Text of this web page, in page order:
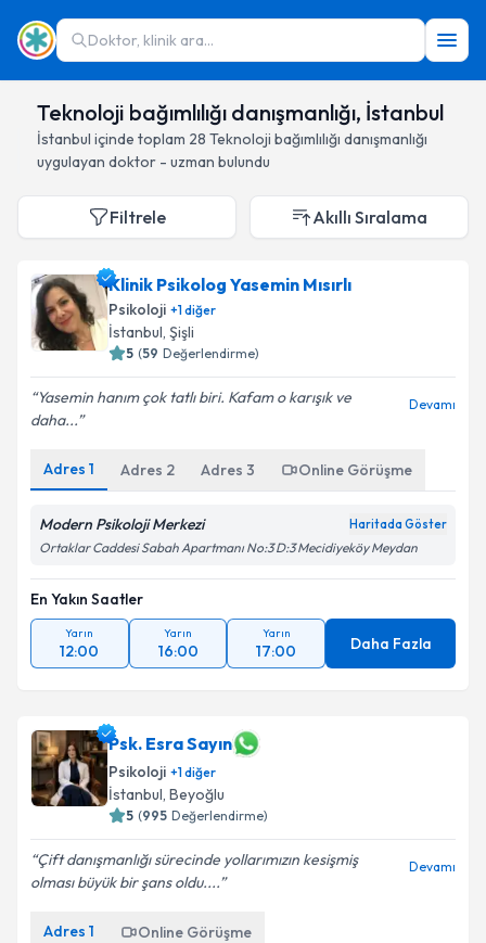
Doktor, klinik ara...
Teknoloji bağımlılığı danışmanlığı, İstanbul
İstanbul içinde toplam 28 Teknoloji bağımlılığı danışmanlığı
uygulayan doktor - uzman bulundu
Filtrele Akıllı Sıralama
Klinik Psikolog Yasemin Mısırlı
Psikoloji +1diğer
İstanbul, Şişli
5 (59 Değerlendirme)
Yasemin hanım çok tatlı biri. Kafam o karışık ve
daha...
Devamı
Adres 1 Adres 2 Adres 3 Online Görüşme
Modern Psikoloji Merkezi Haritada Göster
Ortaklar Caddesi Sabah Apartmanı No:3 D:3 Mecidiyeköy Meydan
En Yakın Saatler
Yarın
12:00
Yarın
16:00
Yarın
17:00 Daha Fazla
Psk. Esra Sayın
Psikoloji +1diğer
İstanbul, Beyoğlu
5 (995 Değerlendirme)
Çift danışmanlığı sürecinde yollarımızın kesişmiş
olması büyük bir şans oldu....
Devamı
Adres 1 Online Görüşme